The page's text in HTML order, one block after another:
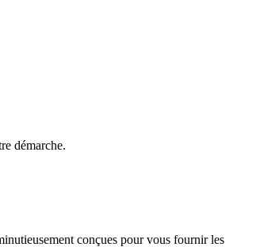
démarche.
conçues pour vous fournir les